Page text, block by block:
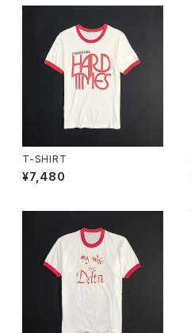
T-SHIRT
¥7,480